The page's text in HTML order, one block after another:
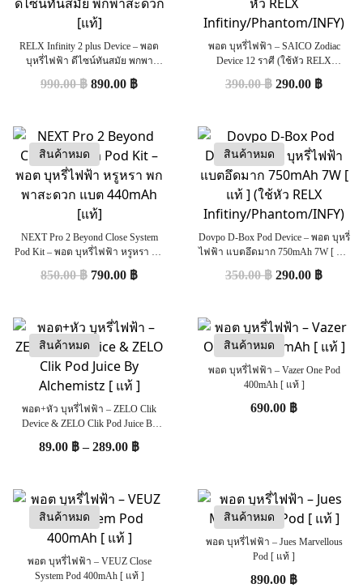
RELX Infinity 2 plus Device – พอต
บุหรี่ไฟฟ้า ดีไซน์ทันสมัย พกพา
990.00฿ 890.00 ฿
พอต บุหรี่ไฟฟ้า – SAICO Zodiac
Device 12 ราศี (ใช้หัว RELX
390.00฿ 290.00 ฿
สินค้าหมด
NEXT Pro 2 Beyond Close System
Pod Kit – พอต บุหรี่ไฟฟ้า หรูหรา พก
850.00฿ 790.00 ฿
สินค้าหมด
Dovpo D-Box Pod Device – พอต บุหรี่
ไฟฟ้า แบตอึดมาก 750mAh 7W [ แท้
Infitiny/Phantom/INFY)
350.00฿ 290.00 ฿
สินค้าหมด
พอต+หัว บุหรี่ไฟฟ้า – ZELO Clik
Device & ZELO Clik Pod Juice By
89.00 ฿–289.00 ฿
สินค้าหมด
พอต บุหรี่ไฟฟ้า – Vazer One Pod
400mAh [ แท้ ]
690.00 ฿
สินค้าหมด
พอต บุหรี่ไฟฟ้า – VEUZ Close
System Pod 400mAh [ แท้ ]
สินค้าหมด
พอต บุหรี่ไฟฟ้า – Jues Marvellous
Pod [ แท้ ]
890.00 ฿